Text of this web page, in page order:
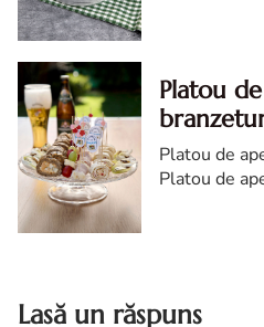
Platou
Platou de
Platou de
Lasă un răspuns